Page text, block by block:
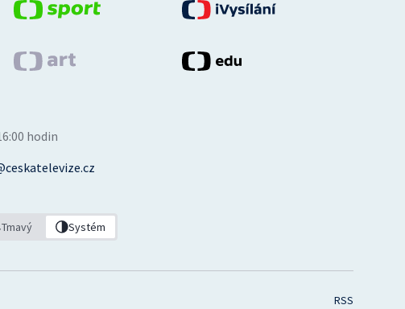
hodin
Tmavý Systém
RSS